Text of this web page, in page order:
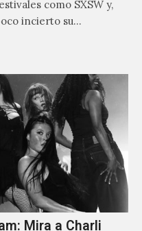
como SXSW y,
incierto su…
Mira a Charli